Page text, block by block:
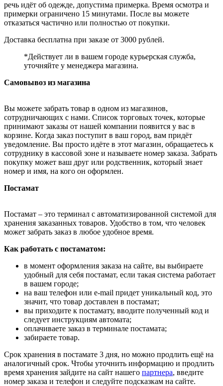
речь идёт об одежде, допустима примерка. Время осмотра и
примерки ограничено 15 минутами. После вы можете
отказаться частично или полностью от покупки.
Доставка бесплатна при заказе от 3000 рублей.
*Действует ли в вашем городе курьерская служба,
уточняйте у менеджера магазина.
Самовывоз из магазина
Вы можете забрать товар в одном из магазинов,
сотрудничающих с нами. Список торговых точек, которые
принимают заказы от нашей компании появится у вас в
корзине. Когда заказ поступит в ваш город, вам придёт
уведомление. Вы просто идёте в этот магазин, обращаетесь к
сотруднику в кассовой зоне и называете номер заказа. Забрать
покупку может ваш друг или родственник, который знает
номер и имя, на кого он оформлен.
Постамат
Постамат – это терминал с автоматизированной системой для
хранения заказанных товаров. Удобство в том, что человек
может забрать заказ в любое удобное время.
Как работать с постаматом:
в момент оформления заказа на сайте, вы выбираете
удобный для себя постамат, если такая система работает
в вашем городе;
на ваш телефон или e-mail придет уникальный код, это
значит, что товар доставлен в постамат;
вы приходите к постамату, вводите полученный код и
следует инструкциям автомата;
оплачиваете заказ в терминале постамата;
забираете товар.
Срок хранения в постамате 3 дня, но можно продлить ещё на
аналогичный срок. Чтобы уточнить информацию и продлить
время хранения зайдите на сайт нашего партнера, введите
номер заказа и телефон и следуйте подсказкам на сайте.